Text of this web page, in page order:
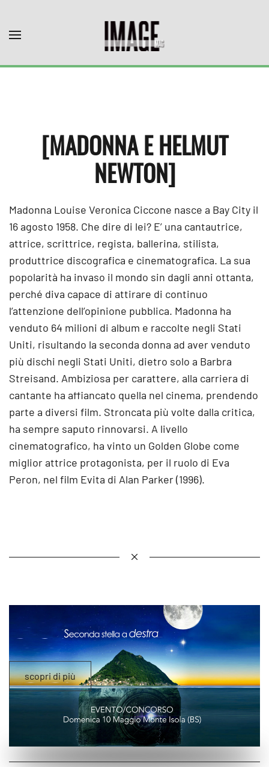
Skip to main content
[MADONNA E HELMUT
NEWTON]
Madonna Louise Veronica Ciccone nasce a Bay City il
16 agosto 1958. Che dire di lei? E’ una cantautrice,
attrice, scrittrice, regista, ballerina, stilista,
produttrice discografica e cinematografica. La sua
popolarità ha invaso il mondo sin dagli anni ottanta,
perché diva capace di attirare di continuo
l’attenzione dell’opinione pubblica. Madonna ha
venduto 64 milioni di album e raccolte negli Stati
Uniti, risultando la seconda donna ad aver venduto
più dischi negli Stati Uniti, dietro solo a Barbra
Streisand. Ambiziosa per carattere, alla carriera di
cantante ha affiancato quella nel cinema, prendendo
parte a diversi film. Stroncata più volte dalla critica,
ha sempre saputo rinnovarsi. A livello
cinematografico, ha vinto un Golden Globe come
miglior attrice protagonista, per il ruolo di Eva
Peron, nel film Evita di Alan Parker (1996).
scopri di più